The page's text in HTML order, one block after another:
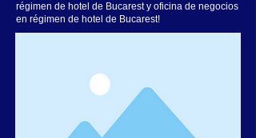
régimen de hotel de Bucarest y oficina de negocios
en régimen de hotel de Bucarest!